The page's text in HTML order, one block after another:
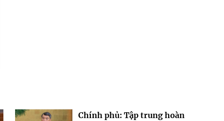
Chính phủ: Tập trung hoàn